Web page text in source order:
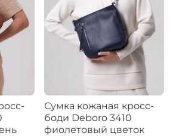
Сумка кожаная кросс-
боди Deboro 3410
фиолетовый цветок